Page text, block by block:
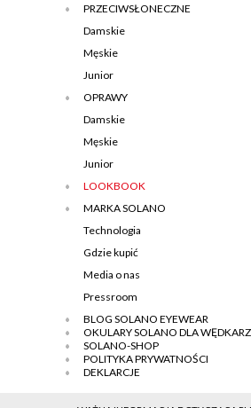
PRZECIWSŁONECZNE
Damskie
Męskie
Junior
OPRAWY
Damskie
Męskie
Junior
LOOKBOOK
MARKA SOLANO
Technologia
Gdzie kupić
Media o nas
Pressroom
BLOG SOLANO EYEWEAR
OKULARY SOLANO DLA
SOLANO-SHOP
POLITYKA PRYWATNOŚCI
DEKLARCJE